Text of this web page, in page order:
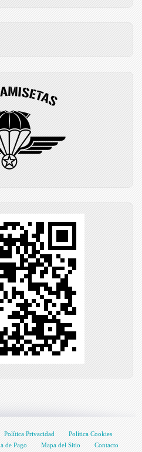
Política Privacidad
Política Cookies
de Pago Mapa del Sitio Contacto